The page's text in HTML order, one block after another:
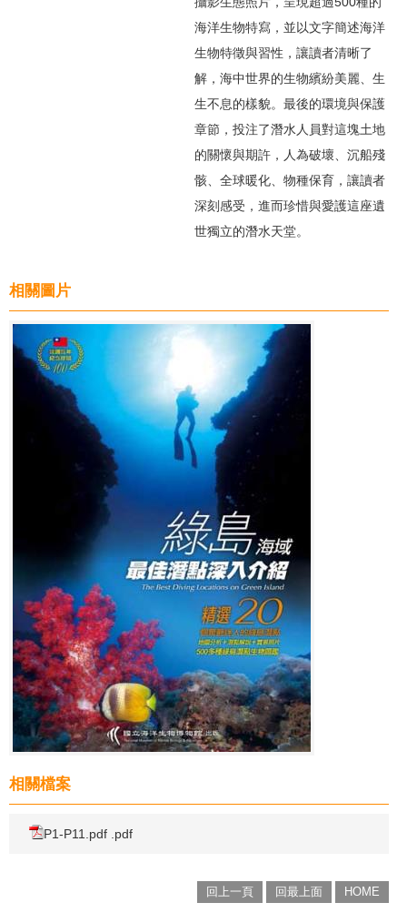
海洋生物特寫，並以文字簡述海洋
生物特徵與習性，讓讀者清晰了
解，海中世界的生物繽紛美麗、生
生不息的樣貌。最後的環境與保護
章節，投注了潛水人員對這塊土地
的關懷與期許，人為破壞、沉船殘
骸、全球暖化、物種保育，讓讀者
深刻感受，進而珍惜與愛護這座遺
世獨立的潛水天堂。
相關圖片
相關檔案
P1-P11.pdf .pdf
回上一頁 回最上面 HOME